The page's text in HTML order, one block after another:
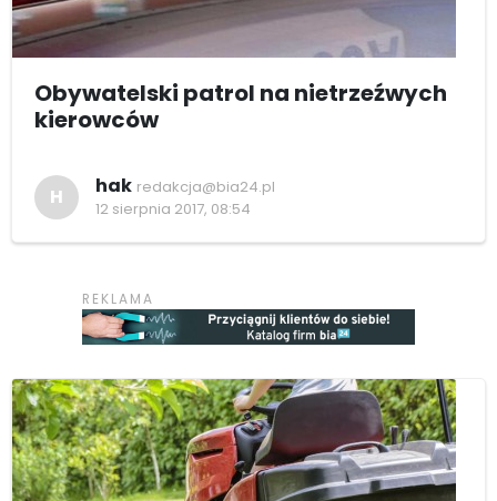
Obywatelski patrol na nietrzeźwych
kierowców
H hak redakcja@bia24.pl
12 sierpnia 2017, 08:54